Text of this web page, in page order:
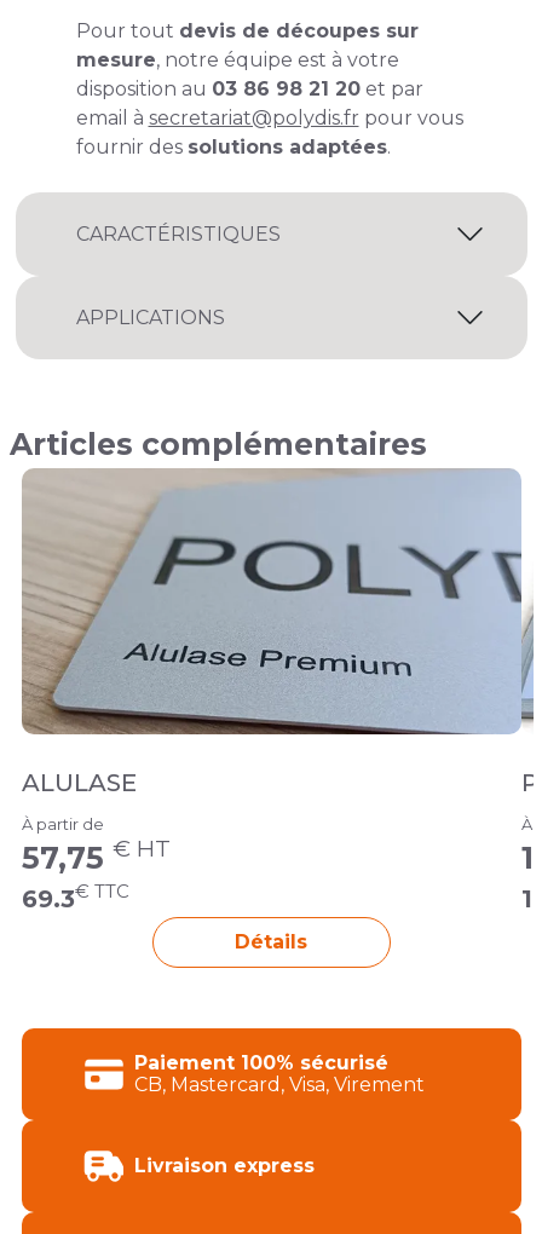
Pour tout devis de découpes sur
mesure, notre équipe est à votre
disposition au 03 86 98 21 20et par
email à secretariat@polydis.fr pour vous
fournir des solutions adaptées.
CARACTÉRISTIQUES
APPLICATIONS
Articles complémentaires
ALULASE
À partir de
57,75 € HT
69.3€ TTC
Détails
À
Paiement 100% sécurisé
CB, Mastercard, Visa, Virement
Livraison express